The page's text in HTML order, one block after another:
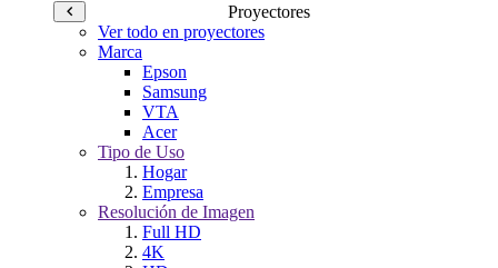
Proyectores
Ver todo en proyectores
Marca
Epson
Samsung
VTA
Acer
Tipo de Uso
Hogar
Empresa
Resolución de Imagen
Full HD
4K